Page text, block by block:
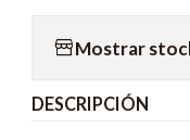
Mostrar
DESCRIPCIÓN